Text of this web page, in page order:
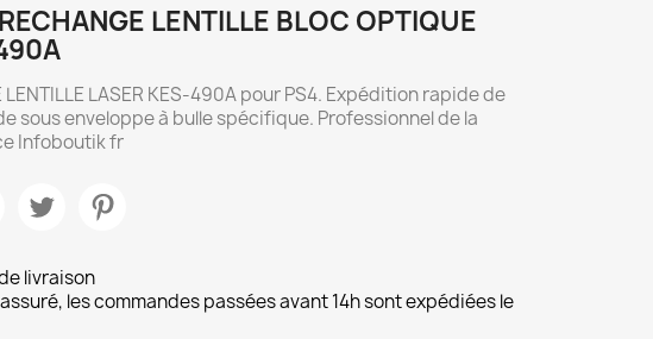
LENTILLE BLOC OPTIQUE
LENTILLE LASER KES-490A pour PS4. Expédition rapide de
sous enveloppe à bulle spécifique. Professionnel de la
Infoboutik fr
livraison
les commandes passées avant 14h sont expédiées le